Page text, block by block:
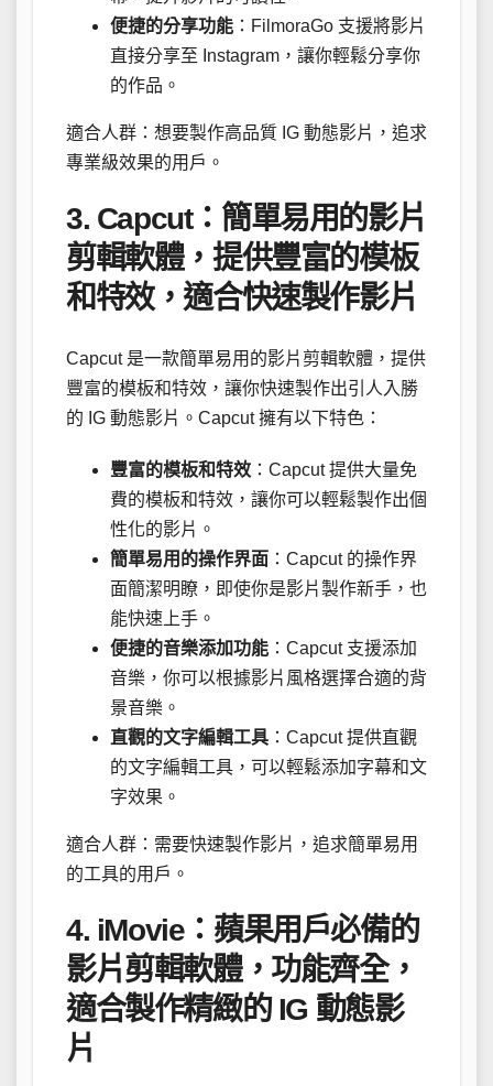
便捷的分享功能 ：FilmoraGo 支援將影片
直接分享至 Instagram，讓你輕鬆分享你
的作品。
適合人群：想要製作高品質 IG 動態影片，追求
專業級效果的用戶。
3. Capcut：簡單易用的影片
剪輯軟體，提供豐富的模板
和特效，適合快速製作影片
Capcut 是一款簡單易用的影片剪輯軟體，提供
豐富的模板和特效，讓你快速製作出引人入勝
的 IG 動態影片。Capcut 擁有以下特色：
豐富的模板和特效 ：Capcut 提供大量免
費的模板和特效，讓你可以輕鬆製作出個
性化的影片。
簡單易用的操作界面 ：Capcut 的操作界
面簡潔明瞭，即使你是影片製作新手，也
能快速上手。
便捷的音樂添加功能 ：Capcut 支援添加
音樂，你可以根據影片風格選擇合適的背
景音樂。
直觀的文字編輯工具 ：Capcut 提供直觀
的文字編輯工具，可以輕鬆添加字幕和文
字效果。
適合人群：需要快速製作影片，追求簡單易用
的工具的用戶。
4. iMovie：蘋果用戶必備的
影片剪輯軟體，功能齊全，
適合製作精緻的 IG 動態影
片